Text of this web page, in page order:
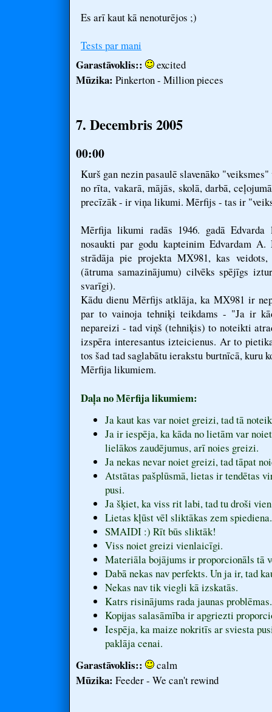
Es arī kaut kā nenoturējos ;)
Tests par mani
Garastāvoklis:: excited
Mūzika: Pinkerton - Million pieces
7. Decembris 2005
00:00
Kurš gan nezin pasaulē slavenāko
no rīta, vakarā, mājās, skolā, darbā,
precīzāk - ir viņa likumi. Mērfijs - tas ir
Mērfija likumi radās 1946. gadā
nosaukti par godu kapteinim Edvardam
strādāja pie projekta MX981, kas
(ātruma samazinājumu) cilvēks spējīgs
svarīgi).
Kādu dienu Mērfijs atklāja, ka MX981 ir
par to vainoja tehniķi teikdams - "Ja ir
nepareizi - tad viņš (tehniķis) to noteikti
izspēra interesantus izteicienus. Ar to
tos šad tad saglabātu ierakstu burtnīcā, kuru
Mērfija likumiem.
Daļa no Mērfija likumiem:
Ja kaut kas var noiet greizi, tad tā
Ja ir iespēja, ka kāda no lietām var
lielākos zaudējumus, arī noies greizi.
Ja nekas nevar noiet greizi, tad tāpat
Atstātas pašplūsmā, lietas ir tendētas
pusi.
Ja šķiet, ka viss rit labi, tad tu droši
Lietas kļūst vēl sliktākas zem spiediena.
SMAIDI :) Rīt būs sliktāk!
Viss noiet greizi vienlaicīgi.
Materiāla bojājums ir proporcionāls tā
Dabā nekas nav perfekts. Un ja ir, tad
Nekas nav tik viegli kā izskatās.
Katrs risinājums rada jaunas problēmas.
Kopijas salasāmība ir apgriezti
Iespēja, ka maize nokritīs ar sviesta
paklāja cenai.
Garastāvoklis:: calm
Mūzika: Feeder - We can't rewind